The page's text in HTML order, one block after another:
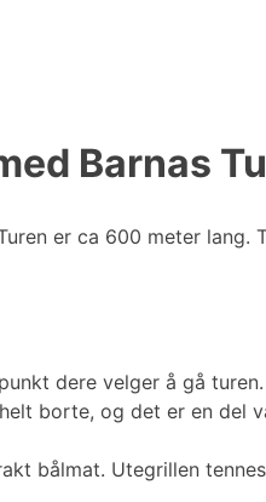
Barnas
er ca 600 meter
dere velger å gå
borte, og det er en del
bålmat. Utegrillen